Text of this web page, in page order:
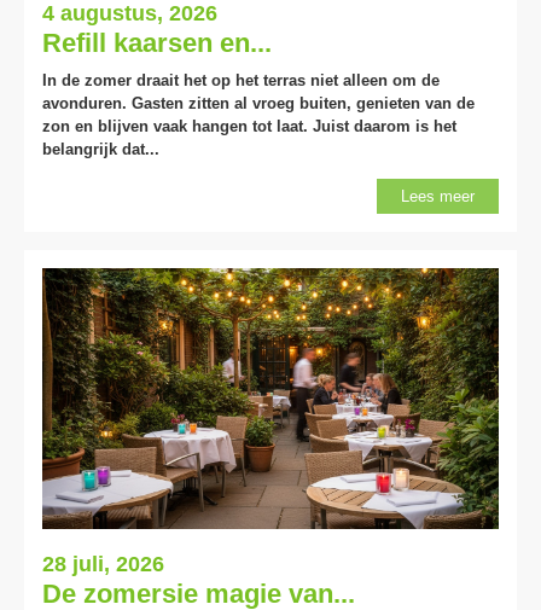
4 augustus, 2026
Refill kaarsen en...
In de zomer draait het op het terras niet alleen om de
avonduren. Gasten zitten al vroeg buiten, genieten van de
zon en blijven vaak hangen tot laat. Juist daarom is het
belangrijk dat...
Lees meer
28 juli, 2026
De zomersie magie van...